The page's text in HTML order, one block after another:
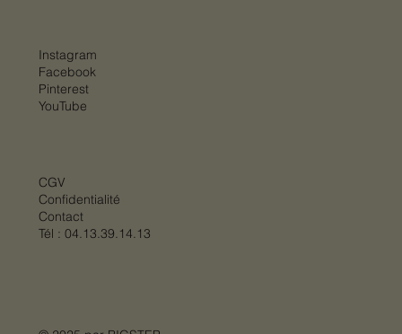
CGV
Confidentialité
Contact
Tél : 04.13.39.14.13
Instagram
Facebook
Pinterest
YouTube